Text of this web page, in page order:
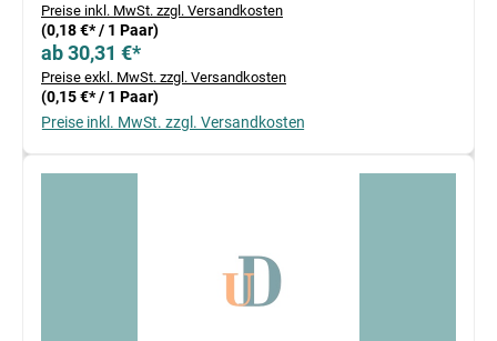
Preise inkl. MwSt. zzgl. Versandkosten
(0,18 €* / 1 Paar)
ab 30,31 €*
Preise exkl. MwSt. zzgl. Versandkosten
(0,15 €* / 1 Paar)
Preise inkl. MwSt. zzgl. Versandkosten